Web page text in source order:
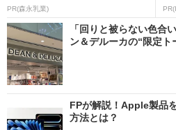
PR(森永乳業)
「回りと被らない色合
ン＆デルーカの“限定ト
FPが解説！Apple製品
方法とは？